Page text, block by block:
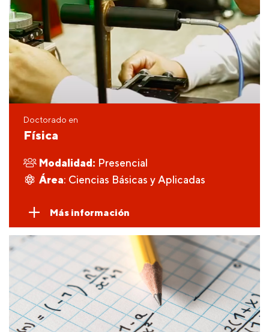
Doctorado en
Física
Modalidad: Presencial
Área: Ciencias Básicas y Aplicadas
Más información